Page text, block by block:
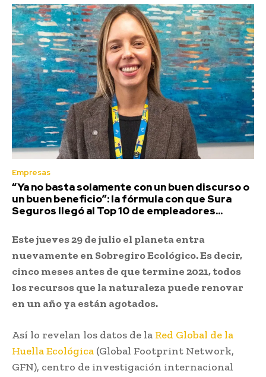
Empresas
“Ya no basta solamente con un buen discurso o
un buen beneficio”: la fórmula con que Sura
Seguros llegó al Top 10 de empleadores...
Este jueves 29 de julio el planeta entra
nuevamente en Sobregiro Ecológico. Es decir,
cinco meses antes de que termine 2021, todos
los recursos que la naturaleza puede renovar
en un año ya están agotados.
Así lo revelan los datos de la Red Global de la
Huella Ecológica (Global Footprint Network,
GFN), centro de investigación internacional